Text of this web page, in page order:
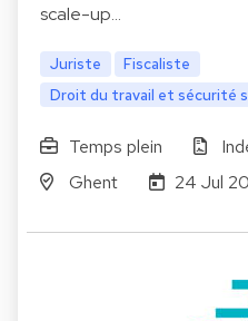
scale-up…
Juriste
Fiscaliste
Droit du travail et sécurité
Temps plein
Ghent
24 Jul